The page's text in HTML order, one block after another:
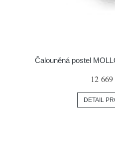
Čalouněná postel
12
DETAIL